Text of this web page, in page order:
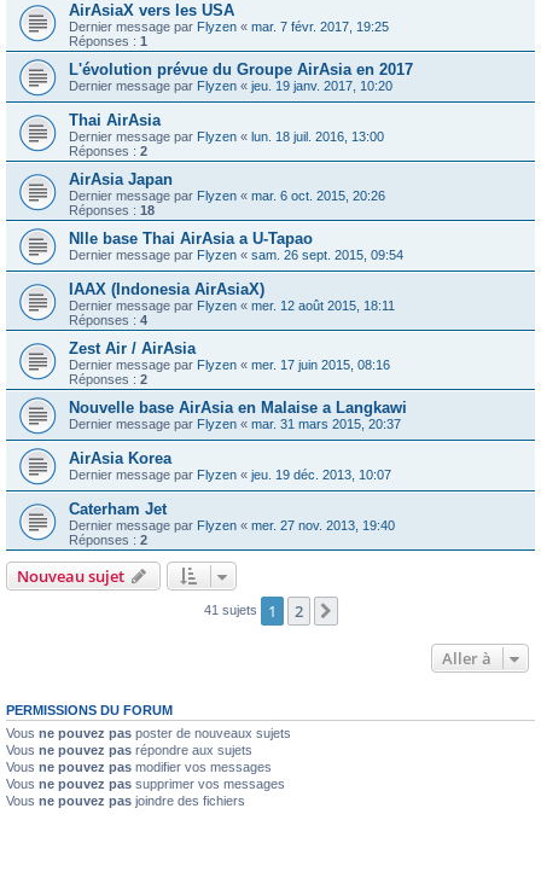
AirAsiaX vers les USA
Dernier message par Flyzen « mar. 7 févr. 2017, 19:25
Réponses : 1
L'évolution prévue du Groupe AirAsia en 2017
Dernier message par Flyzen « jeu. 19 janv. 2017, 10:20
Thai AirAsia
Dernier message par Flyzen « lun. 18 juil. 2016, 13:00
Réponses : 2
AirAsia Japan
Dernier message par Flyzen « mar. 6 oct. 2015, 20:26
Réponses : 18
Nlle base Thai AirAsia a U-Tapao
Dernier message par Flyzen « sam. 26 sept. 2015, 09:54
IAAX (Indonesia AirAsiaX)
Dernier message par Flyzen « mer. 12 août 2015, 18:11
Réponses : 4
Zest Air / AirAsia
Dernier message par Flyzen « mer. 17 juin 2015, 08:16
Réponses : 2
Nouvelle base AirAsia en Malaise a Langkawi
Dernier message par Flyzen « mar. 31 mars 2015, 20:37
AirAsia Korea
Dernier message par Flyzen « jeu. 19 déc. 2013, 10:07
Caterham Jet
Dernier message par Flyzen « mer. 27 nov. 2013, 19:40
Réponses : 2
Nouveau sujet
41 sujets 1 2
Aller à
PERMISSIONS DU FORUM
Vous ne pouvez pas poster de nouveaux sujets
Vous ne pouvez pas répondre aux sujets
Vous ne pouvez pas modifier vos messages
Vous ne pouvez pas supprimer vos messages
Vous ne pouvez pas joindre des fichiers